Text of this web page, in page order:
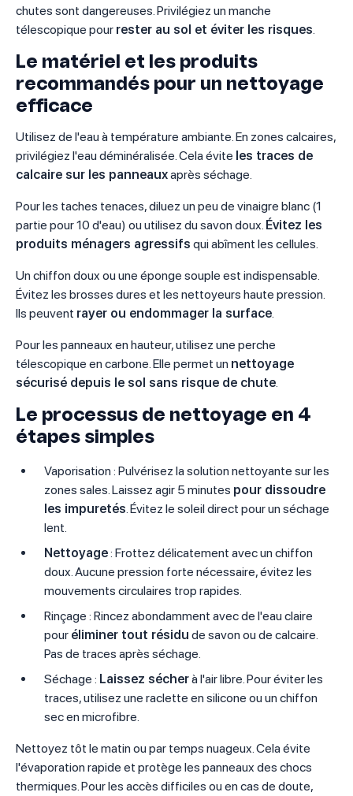
chutes sont dangereuses. Privilégiez un manche
télescopique pour rester au sol et éviter les risques
Le matériel et les produits
recommandés pour un nettoyage
efficace
Utilisez de l'eau à température ambiante. En zones calcaires,
privilégiez l'eau déminéralisée. Cela évite les traces de
calcaire sur les panneauxaprès séchage.
Pour les taches tenaces, diluez un peu de vinaigre blanc (1
partie pour 10 d'eau) ou utilisez du savon doux. Évitez les
produits ménagers agressifs qui abîment les cellules.
Un chiffon doux ou une éponge souple est indispensable.
Évitez les brosses dures et les nettoyeurs haute pression.
Ils peuvent rayer ou endommager la surface
Pour les panneaux en hauteur, utilisez une perche
télescopique en carbone. Elle permet un nettoyage
sécurisé depuis le sol sans risque de chute
Le processus de nettoyage en 4
étapes simples
Vaporisation : Pulvérisez la solution nettoyante sur les
zones sales. Laissez agir 5 minutes pour dissoudre
les impuretés . Évitez le soleil direct pour un séchage
lent.
Nettoyage: Frottez délicatement avec un chiffon
doux. Aucune pression forte nécessaire, évitez les
mouvements circulaires trop rapides.
Rinçage : Rincez abondamment avec de l'eau claire
pour éliminer tout résidu de savon ou de calcaire.
Pas de traces après séchage.
Séchage : Laissez sécherà l'air libre. Pour éviter les
traces, utilisez une raclette en silicone ou un chiffon
sec en microfibre.
Nettoyez tôt le matin ou par temps nuageux. Cela évite
l'évaporation rapide et protège les panneaux des chocs
thermiques. Pour les accès difficiles ou en cas de doute,